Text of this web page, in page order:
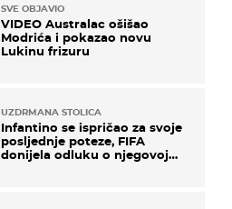
SVE OBJAVIO
VIDEO Australac ošišao
Modrića i pokazao novu
Lukinu frizuru
UZDRMANA STOLICA
Infantino se ispričao za svoje
posljednje poteze, FIFA
donijela odluku o njegovoj